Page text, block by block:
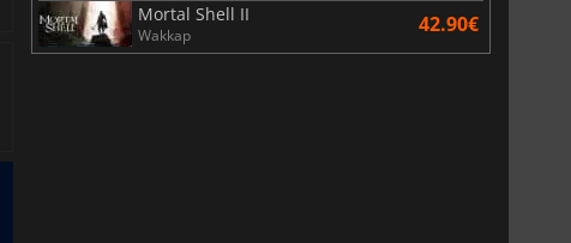
Mortal Shell II
Wakkap 42.90€